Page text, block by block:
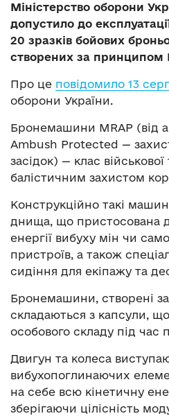
Міністерство оборони
допустило до
20 зразків бойових
створених за принципом
Про це повідомило 13
оборони України.
Бронемашини MRAP (від
Ambush Protected —
засідок) — клас
балістичним захистом
Конструкційно такі
днища, що пристосована
енергії вибуху мін чи
пристроїв, а також
сидіння для екіпажу та
Бронемашини, створені
складаються з капсули,
особового складу під час
Двигун та колеса
вибухопоглинаючих
на себе всю кінетичну
зберігаючи цілісність